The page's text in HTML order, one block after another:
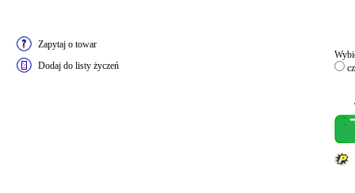
Zapytaj o towar
Dodaj do listy życzeń